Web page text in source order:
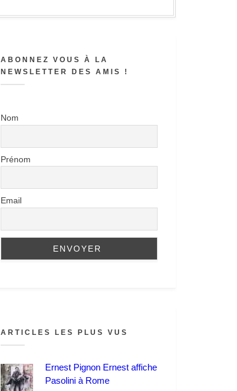
ABONNEZ VOUS À LA
NEWSLETTER DES AMIS !
Nom
Prénom
Email
ARTICLES LES PLUS VUS
Ernest Pignon Ernest affiche
Pasolini à Rome